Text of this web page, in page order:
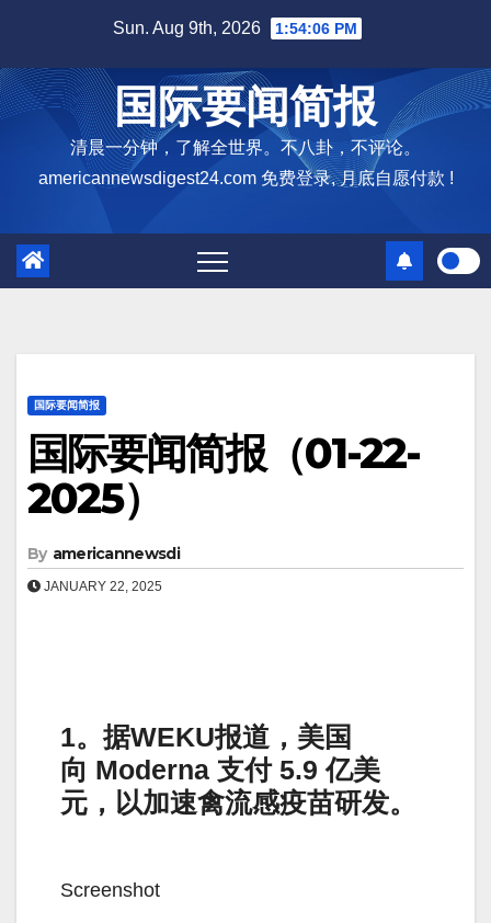
content
Sun. Aug 9th, 2026 1:54:07 PM
国际要闻简报
清晨一分钟，了解全世界。不八卦，不评论。
americannewsdigest24.com 免费登录, 月底自愿付款 !
国际要闻简报
国际要闻简报（01-22-
2025）
By americannewsdi
JANUARY 22, 2025
1。据WEKU报道，美国
向 Moderna 支付 5.9 亿美
元，以加速禽流感疫苗研发。
Screenshot